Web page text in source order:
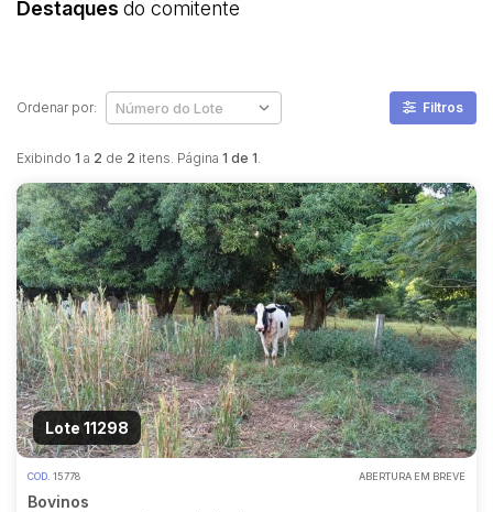
Destaques do comitente
Exibindo 1 a 2 de 2 itens. Página 1 de 1.
Ordenar por: Filtros
Lote 11298
COD. 15778 ABERTURA EM BREVE
Bovinos